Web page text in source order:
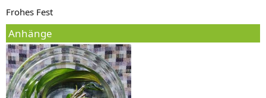
Frohes Fest
Anhänge